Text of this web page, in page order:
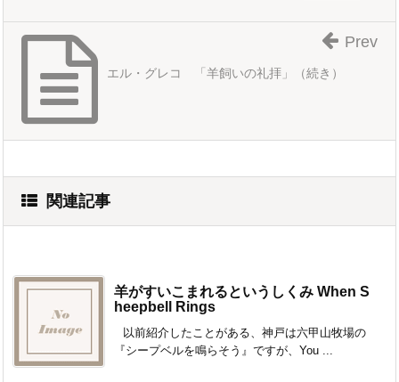
エル・グレコ 「羊飼いの礼拝」（続き）
Prev
関連記事
羊がすいこまれるというしくみ When S
heepbell Rings
以前紹介したことがある、神戸は六甲山牧場の
『シープベルを鳴らそう』ですが、You ...